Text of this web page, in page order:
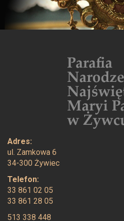
Adres:
ul. Zamkowa 6
34-300 Żywiec
Telefon:
33 861 02 05
33 861 28 05
513 338 448